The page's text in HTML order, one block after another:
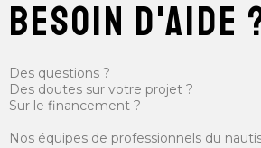
besoin d'aide
Des questions ?
Des doutes sur votre projet ?
Sur le financement ?
Nos équipes de professionnels du